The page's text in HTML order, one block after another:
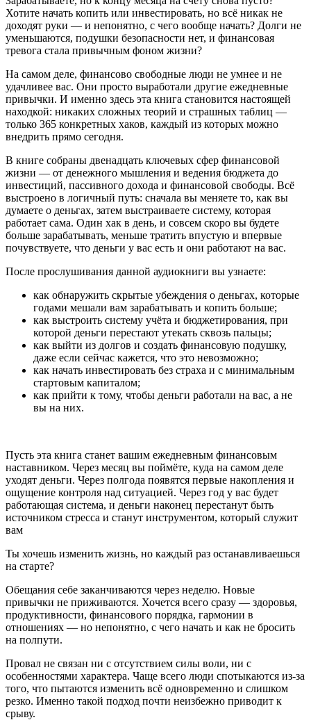
Хотите начать копить или инвестировать, но всё никак не
доходят руки — и непонятно, с чего вообще начать? Долги не
уменьшаются, подушки безопасности нет, и финансовая
тревога стала привычным фоном жизни?
На самом деле, финансово свободные люди не умнее и не
удачливее вас. Они просто выработали другие ежедневные
привычки. И именно здесь эта книга становится настоящей
находкой: никаких сложных теорий и страшных таблиц —
только 365 конкретных хаков, каждый из которых можно
внедрить прямо сегодня.
В книге собраны двенадцать ключевых сфер финансовой
жизни — от денежного мышления и ведения бюджета до
инвестиций, пассивного дохода и финансовой свободы. Всё
выстроено в логичный путь: сначала вы меняете то, как вы
думаете о деньгах, затем выстраиваете систему, которая
работает сама. Один хак в день, и совсем скоро вы будете
больше зарабатывать, меньше тратить впустую и впервые
почувствуете, что деньги у вас есть и они работают на вас.
После прослушивания данной аудиокниги вы узнаете:
как обнаружить скрытые убеждения о деньгах, которые
годами мешали вам зарабатывать и копить больше;
как выстроить систему учёта и бюджетирования, при
которой деньги перестают утекать сквозь пальцы;
как выйти из долгов и создать финансовую подушку,
даже если сейчас кажется, что это невозможно;
как начать инвестировать без страха и с минимальным
стартовым капиталом;
как прийти к тому, чтобы деньги работали на вас, а не
вы на них.
Пусть эта книга станет вашим ежедневным финансовым
наставником. Через месяц вы поймёте, куда на самом деле
уходят деньги. Через полгода появятся первые накопления и
ощущение контроля над ситуацией. Через год у вас будет
работающая система, и деньги наконец перестанут быть
источником стресса и станут инструментом, который служит
вам
Ты хочешь изменить жизнь, но каждый раз останавливаешься
на старте?
Обещания себе заканчиваются через неделю. Новые
привычки не приживаются. Хочется всего сразу — здоровья,
продуктивности, финансового порядка, гармонии в
отношениях — но непонятно, с чего начать и как не бросить
на полпути.
Провал не связан ни с отсутствием силы воли, ни с
особенностями характера. Чаще всего люди спотыкаются из-за
того, что пытаются изменить всё одновременно и слишком
резко. Именно такой подход почти неизбежно приводит к
срыву.